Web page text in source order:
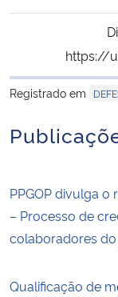
https://
Registrado em
PPGOP divulga
– Processo de
colaboradores
Qualificação de